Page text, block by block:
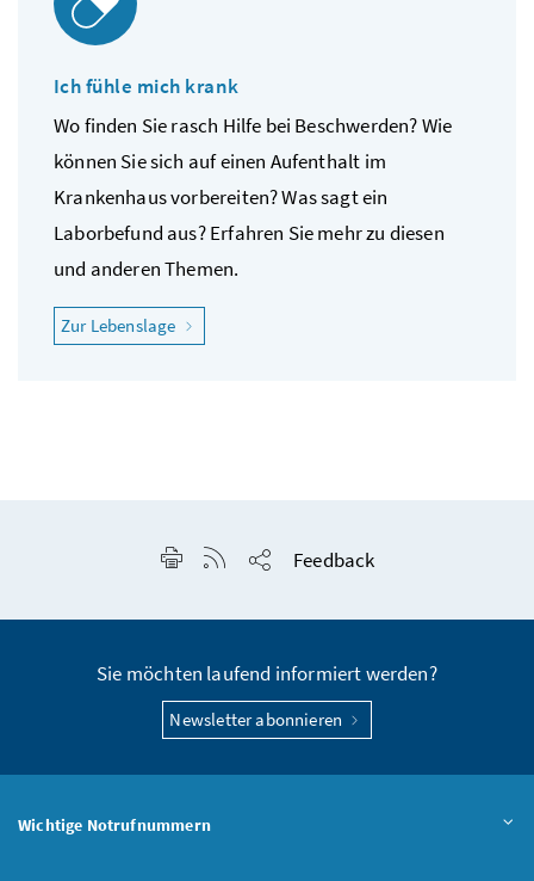
Ich fühle mich krank
Wo finden Sie rasch Hilfe bei Beschwerden? Wie
können Sie sich auf einen Aufenthalt im
Krankenhaus vorbereiten? Was sagt ein
Laborbefund aus? Erfahren Sie mehr zu diesen
und anderen Themen.
Zur Lebenslage "Ich fühle mich krank"
Seite drucken
RSS-Feed anzeigen
Feedback
Sie möchten laufend informiert werden?
Newsletter abonnieren
Wichtige Notrufnummern